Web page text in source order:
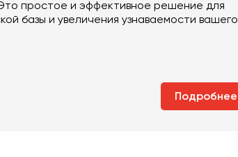
простое и эффективное решение для
базы и увеличения узнаваемости вашего
Подробнее